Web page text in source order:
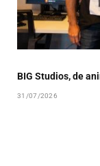
BIG Studios, de
31/07/2026